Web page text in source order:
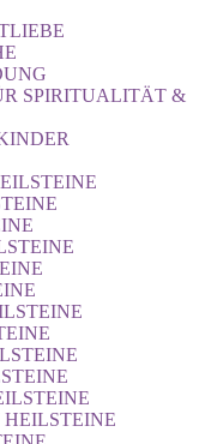
SPIRITUALITÄT &